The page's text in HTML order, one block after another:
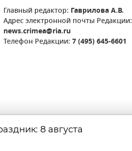
Главный редактор: Гаврилова А.В.
Адрес электронной почты Редакции:
news.crimea@ria.ru
Телефон Редакции: 7 (495) 645-6601
8 августа